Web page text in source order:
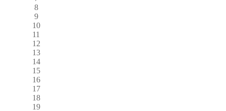
8
9
10
11
12
13
14
15
16
17
18
19